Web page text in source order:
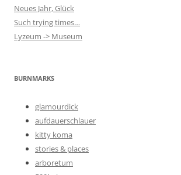
Neues Jahr, Glück
Such trying times…
Lyzeum -> Museum
BURNMARKS
glamourdick
aufdauerschlauer
kitty koma
stories & places
arboretum